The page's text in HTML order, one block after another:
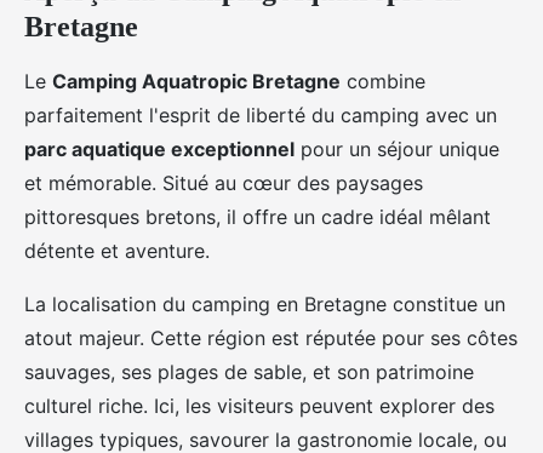
Bretagne
Le Camping Aquatropic Bretagne combine
parfaitement l'esprit de liberté du camping avec un
parc aquatique exceptionnel pour un séjour unique
et mémorable. Situé au cœur des paysages
pittoresques bretons, il offre un cadre idéal mêlant
détente et aventure.
La localisation du camping en Bretagne constitue un
atout majeur. Cette région est réputée pour ses côtes
sauvages, ses plages de sable, et son patrimoine
culturel riche. Ici, les visiteurs peuvent explorer des
villages typiques, savourer la gastronomie locale, ou